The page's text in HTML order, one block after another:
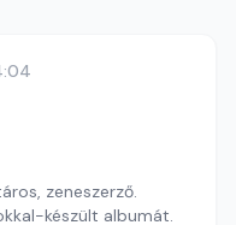
zeneszerző.
készült albumát.